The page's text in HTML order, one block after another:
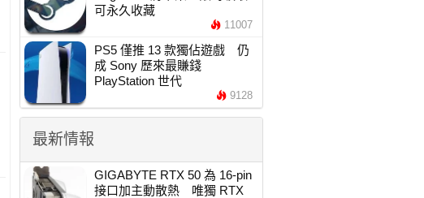
可永久收藏
11007
PS5 僅推 13 款獨佔遊戲 仍
成 Sony 歷來最賺錢
PlayStation 世代
9128
最新情報
GIGABYTE RTX 50 為 16-pin
接口加主動散熱 唯獨 RTX